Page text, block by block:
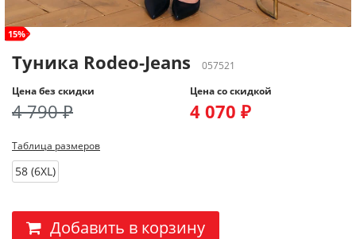
size+
15%
Туника Rodeo-Jeans
057521
Цена без скидки
4 790 ₽
Цена со скидкой
4 070 ₽
Таблица размеров
58 (6XL)
Добавить в корзину